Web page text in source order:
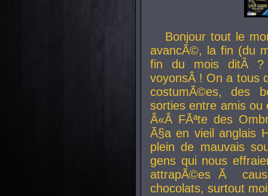
Bonjour tout le
avancÃ©, la fin (du
fin du mois ditÂ ?
voyonsÂ ! On a tous
costumÃ©es, des
sorties entre amis
Â«Â FÃªte des
Ã§a en vieil anglais
plein de mauvais
gens qui nous
attrapÃ©es Ã
chocolats, surtout